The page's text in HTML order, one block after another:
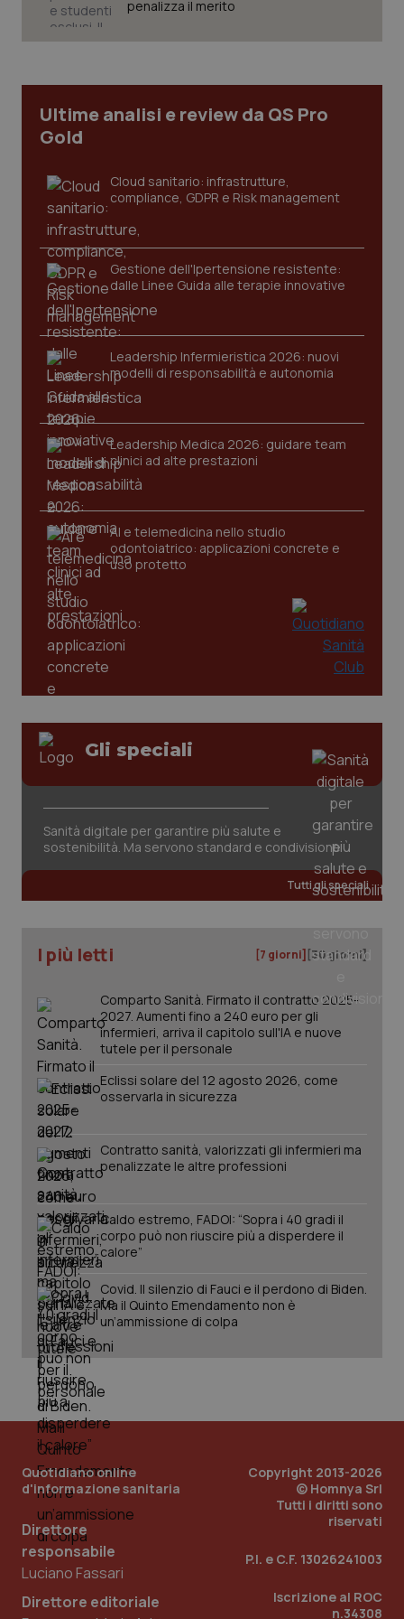
penalizza il merito
Ultime analisi e review da QS Pro
Gold
Cloud sanitario: infrastrutture,
compliance, GDPR e Risk management
Gestione dell'Ipertensione resistente:
dalle Linee Guida alle terapie innovative
Leadership Infermieristica 2026: nuovi
modelli di responsabilità e autonomia
Leadership Medica 2026: guidare team
clinici ad alte prestazioni
AI e telemedicina nello studio
odontoiatrico: applicazioni concrete e
uso protetto
Gli speciali
Sanità digitale per garantire più salute e
sostenibilità. Ma servono standard e condivisione
Tutti gli speciali
I più letti [7 giorni] [30 giorni]
Comparto Sanità. Firmato il contratto 2025-
2027. Aumenti fino a 240 euro per gli
infermieri, arriva il capitolo sull'IA e nuove
tutele per il personale
Eclissi solare del 12 agosto 2026, come
osservarla in sicurezza
Contratto sanità, valorizzati gli infermieri ma
penalizzate le altre professioni
Caldo estremo, FADOI: “Sopra i 40 gradi il
corpo può non riuscire più a disperdere il
calore”
Covid. Il silenzio di Fauci e il perdono di Biden.
Ma il Quinto Emendamento non è
un’ammissione di colpa
Quotidiano online
d'informazione sanitaria
Direttore
responsabile
Luciano Fassari
Direttore editoriale
Copyright 2013-2026
© Homnya Srl
Tutti i diritti sono
riservati
P.I. e C.F. 13026241003
Iscrizione al ROC
n.34308
protette del sito. Il sito web non è in grado di
funzionare correttamente senza questi cookie.
VISITOR_PRIVACY_METADATA
YouTube
.youtube.com
CookieScriptConsent
CookieScript
tracking-sites-ironfish-
www.quotidianosanita.it
2
session-id
www.quotidianosanita.it
_ga
Google LLC
1
PHPSESSID